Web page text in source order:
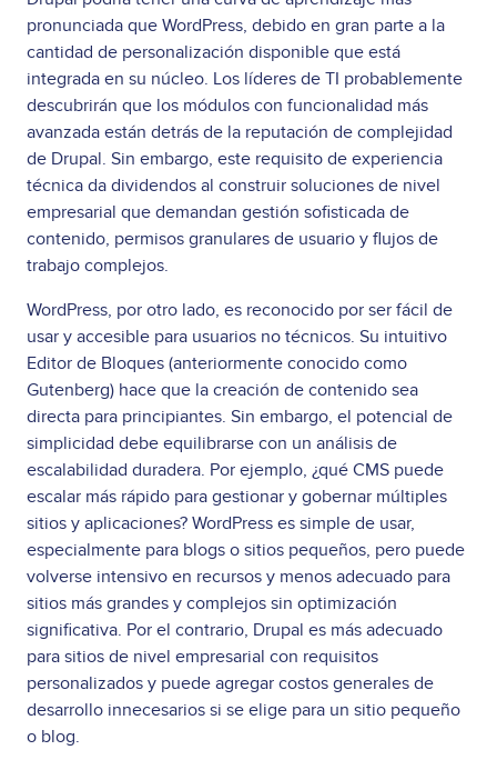
pronunciada que WordPress, debido en gran parte a la
cantidad de personalización disponible que está
integrada en su núcleo. Los líderes de TI probablemente
descubrirán que los módulos con funcionalidad más
avanzada están detrás de la reputación de complejidad
de Drupal. Sin embargo, este requisito de experiencia
técnica da dividendos al construir soluciones de nivel
empresarial que demandan gestión sofisticada de
contenido, permisos granulares de usuario y flujos de
trabajo complejos.
WordPress, por otro lado, es reconocido por ser fácil de
usar y accesible para usuarios no técnicos. Su intuitivo
Editor de Bloques (anteriormente conocido como
Gutenberg) hace que la creación de contenido sea
directa para principiantes. Sin embargo, el potencial de
simplicidad debe equilibrarse con un análisis de
escalabilidad duradera. Por ejemplo, ¿qué CMS puede
escalar más rápido para gestionar y gobernar múltiples
sitios y aplicaciones? WordPress es simple de usar,
especialmente para blogs o sitios pequeños, pero puede
volverse intensivo en recursos y menos adecuado para
sitios más grandes y complejos sin optimización
significativa. Por el contrario, Drupal es más adecuado
para sitios de nivel empresarial con requisitos
personalizados y puede agregar costos generales de
desarrollo innecesarios si se elige para un sitio pequeño
o blog.